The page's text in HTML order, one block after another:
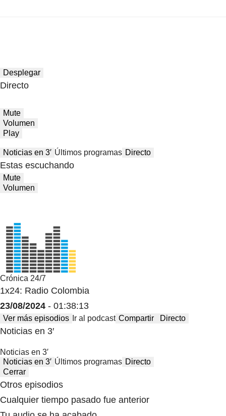
Desplegar
Directo
Mute
Volumen
Play
Noticias en 3′ Últimos programas Directo
Estas escuchando
Mute
Volumen
Crónica 24/7
1x24: Radio Colombia
23/08/2024 - 01:38:13
Ver más episodios Ir al podcast Compartir Directo
Noticias en 3′
Noticias en 3′
Noticias en 3′ Últimos programas Directo
Cerrar
Otros episodios
Cualquier tiempo pasado fue anterior